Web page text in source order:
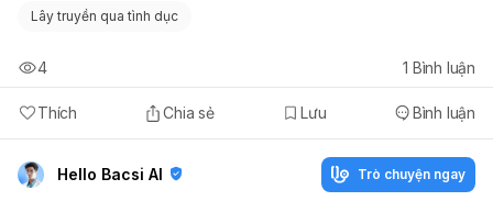
Lây truyền qua tình dục
Thích Chia sẻ Lưu Bình luận
4 1 Bình luận
Hello Bacsi AI Trò chuyện ngay